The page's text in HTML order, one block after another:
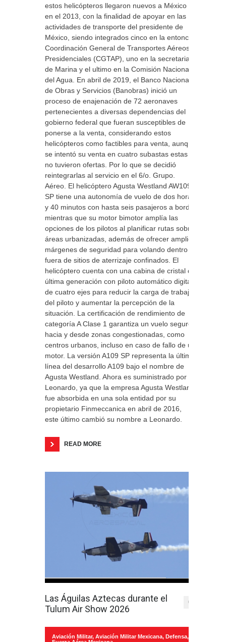
estos helicópteros llegaron nuevos a México
en el 2013, con la finalidad de apoyar en las
actividades de transporte del presidente de
México, siendo integrados cinco en la entonces
Coordinación General de Transportes Aéreos
Presidenciales (CGTAP), uno en la secretaria
de Marina y el ultimo en la Comisión Nacional
del Agua. En abril de 2019, el Banco Nacional
de Obras y Servicios (Banobras) inició un
proceso de enajenación de 72 aeronaves
pertenecientes a diversas dependencias del
gobierno federal que fueran susceptibles de
ponerse a la venta, considerando estos
helicópteros como factibles para venta, aunque
se intentó su venta en cuatro subastas estas
no tuvieron ofertas. Por lo que se decidió
reintegrarlas al servicio en el 6/o. Grupo.
Aéreo. El helicóptero Agusta Westland AW109
SP tiene una autonomía de vuelo de dos horas
y 40 minutos con hasta seis pasajeros a bordo,
mientras que su motor bimotor amplía las
opciones de los pilotos al planificar rutas sobre
áreas urbanizadas, además de ofrecer amplios
márgenes de seguridad para volando dentro y
fuera de sitios de aterrizaje confinados. El
helicóptero cuenta con una cabina de cristal de
última generación con piloto automático digital
de cuatro ejes para reducir la carga de trabajo
del piloto y aumentar la percepción de la
situación. La certificación de rendimiento de
categoría A Clase 1 garantiza un vuelo seguro
hacia y desde zonas congestionadas, como
centros urbanos, incluso en caso de fallo de un
motor. La versión A109 SP representa la última
línea del desarrollo A109 bajo el nombre de
Agusta Westland. Ahora es suministrado por
Leonardo, ya que la empresa Agusta Westland
fue absorbida en una sola entidad por su
propietario Finmeccanica en abril de 2016,
este último cambió su nombre a Leonardo.
READ MORE
Las Águilas Aztecas durante el
Tulum Air Show 2026
0
Aviación Militar, Aviación Militar Mexicana, Defensa,